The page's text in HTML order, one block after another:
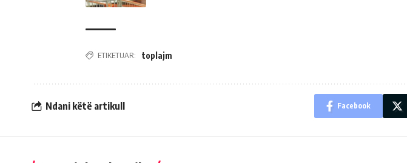
ETIKETUAR: toplajm
Ndani këtë artikull Facebook